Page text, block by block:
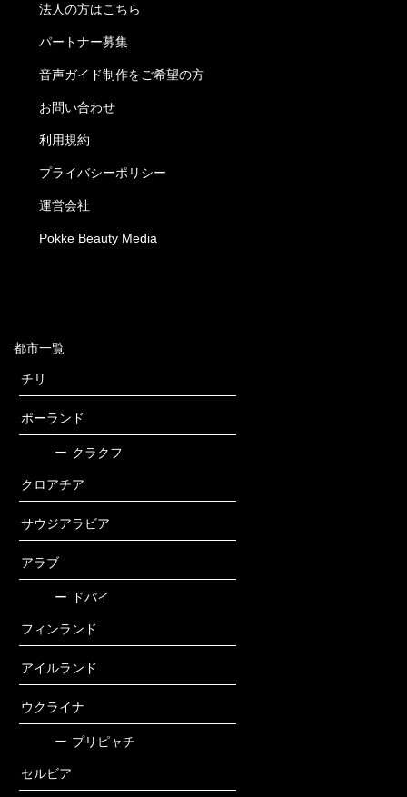
法人の方はこちら
パートナー募集
音声ガイド制作をご希望の方
お問い合わせ
利用規約
プライバシーポリシー
運営会社
Pokke Beauty Media
都市一覧
チリ
ポーランド
ー クラクフ
クロアチア
サウジアラビア
アラブ
ー ドバイ
フィンランド
アイルランド
ウクライナ
ー プリピャチ
セルビア